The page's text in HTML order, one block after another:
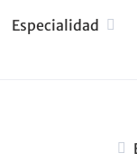
Especialidad